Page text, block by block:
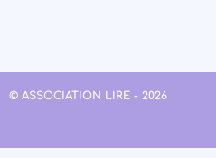
© ASSOCIATION LIRE - 2026